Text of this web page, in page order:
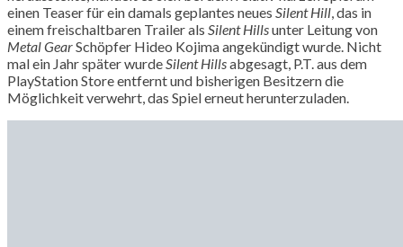
einen Teaser für ein damals geplantes neues Silent Hill , das in
einem freischaltbaren Trailer als Silent Hillsunter Leitung von
Metal GearSchöpfer Hideo Kojima angekündigt wurde. Nicht
mal ein Jahr später wurde Silent Hillsabgesagt, P.T. aus dem
PlayStation Store entfernt und bisherigen Besitzern die
Möglichkeit verwehrt, das Spiel erneut herunterzuladen.